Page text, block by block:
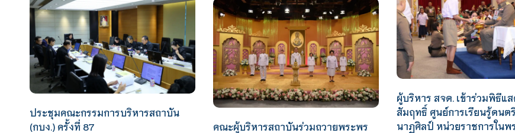
ประชุมคณะกรรมการบริหารสถาบัน
(กบง.) ครั้งที่ 87
คณะผู้บริหารสถาบันร่วมถวายพระพร
ผู้บริหาร สจด. เข้าร่วมพิธีแ
สัมฤทธิ์ ศูนย์การเรียนรู้ดนต
นาฏศิลป์ หน่วยราชการในพ